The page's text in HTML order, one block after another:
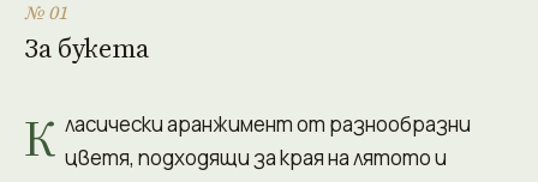
№ 01
За букета
К ласически аранжимент от разнообразни
цветя, подходящи за края на лятото и